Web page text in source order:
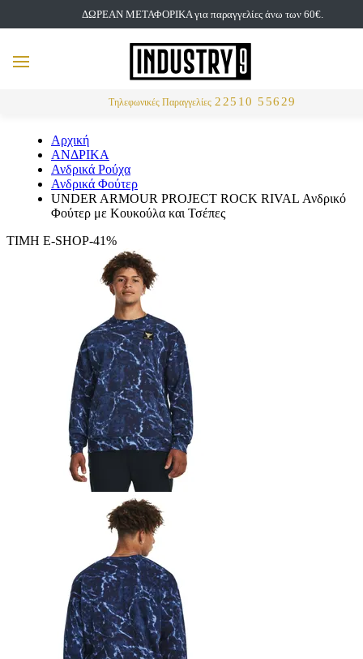
ΔΩΡΕΑΝ ΜΕΤΑΦΟΡΙΚΑ για παραγγελίες άνω των 60€.
Τηλεφωνικές Παραγγελίες 22510 55629
MENU
Αρχική
ΑΝΔΡΙΚΑ
Ανδρικά Ρούχα
Ανδρικά Φούτερ
UNDER ARMOUR PROJECT ROCK RIVAL Ανδρικό
Φούτερ με Κουκούλα και Τσέπες
ΤΙΜΗ E-SHOP-41%